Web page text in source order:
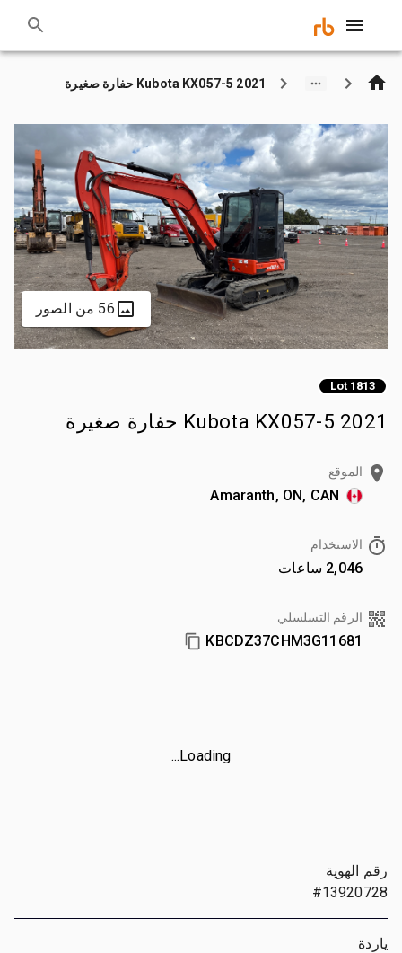
2021 Kubota KX057-5 حفارة صغيرة
56 من الصور
Lot 1813
2021 Kubota KX057-5 حفارة صغيرة
الموقع
Amaranth, ON, CAN
الاستخدام
2,046 ساعات
الرقم التسلسلي
KBCDZ37CHM3G11681
Loading...
رقم الهوية
#13920728
ياردة